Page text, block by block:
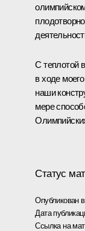
С теплотой
в ходе
наши
мере
Статус
Опубликован
Дата
Ссылка на